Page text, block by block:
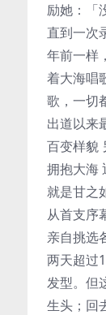
励她：「
直到一次
年前一样
着大海唱
歌，一切
出道以来
百变样貌
拥抱大海
就是甘之
从首支序
亲自挑选
两天超过
发型。但
生头；回